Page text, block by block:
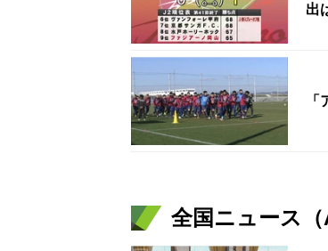
出
全国ニュース（